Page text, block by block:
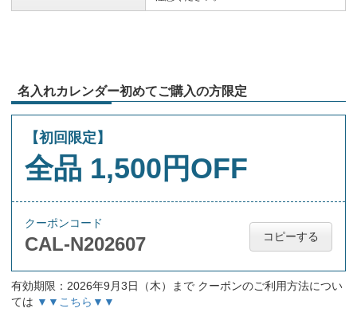
名入れカレンダー初めてご購入の方限定
【初回限定】
全品 1,500円OFF
クーポンコード
CAL-N202607 コピーする
有効期限：2026年9月3日（木）まで クーポンのご利用方法につい
ては ▼▼こちら▼▼